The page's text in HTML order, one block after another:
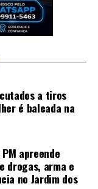
a tiros
é baleada na
apreende
drogas, arma e
no Jardim dos